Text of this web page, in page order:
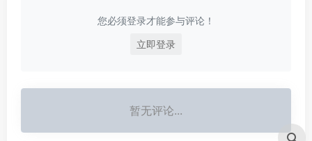
您必须登录才能参与评论！
立即登录
暂无评论...